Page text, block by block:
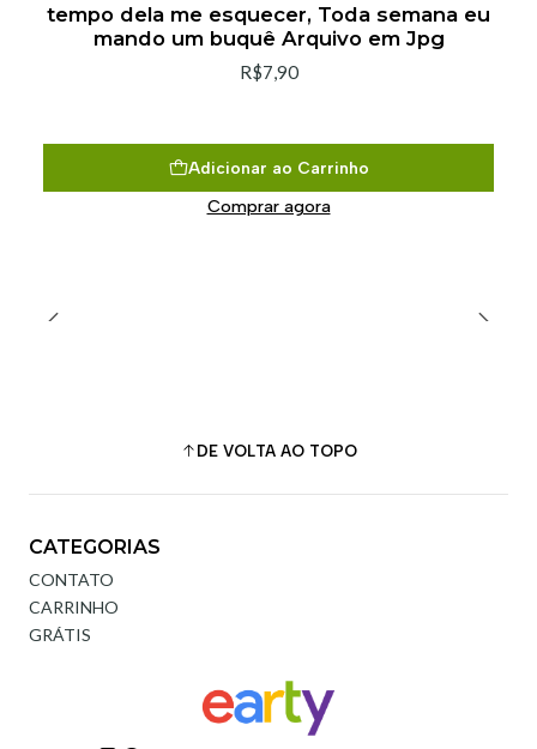
tempo dela me esquecer, Toda semana eu
mando um buquê Arquivo em Jpg
R$7,90
Adicionar ao Carrinho
Comprar agora
DE VOLTA AO TOPO
CATEGORIAS
CONTATO
CARRINHO
GRÁTIS